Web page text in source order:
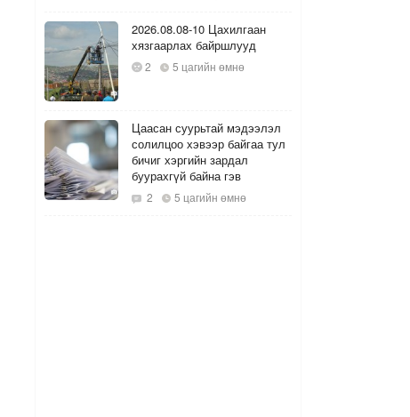
2026.08.08-10 Цахилгаан
хязгаарлах байршлууд
2 5 цагийн өмнө
Цаасан суурьтай мэдээлэл
солилцоо хэвээр байгаа тул
бичиг хэргийн зардал
буурахгүй байна гэв
2 5 цагийн өмнө